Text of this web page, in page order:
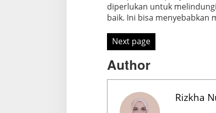
diperlukan untuk
baik. Ini bisa menyebabkan
Next page
Author
Rizkha